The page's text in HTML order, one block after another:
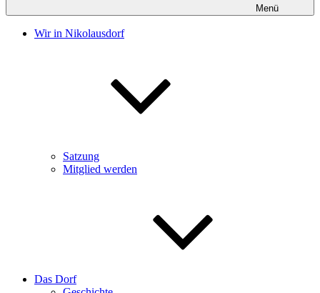
Menü
Wir in Nikolausdorf
Satzung
Mitglied werden
Das Dorf